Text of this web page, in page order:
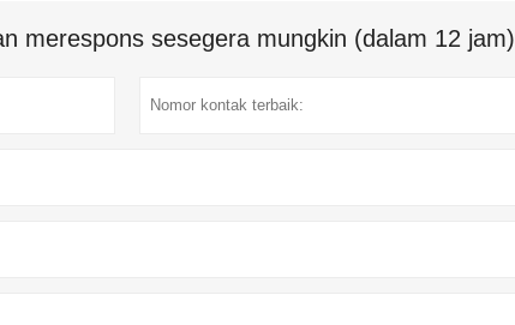
merespons sesegera mungkin (dalam 12 jam)